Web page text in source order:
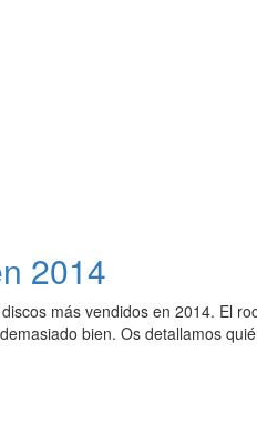
2014
más vendidos en 2014. El
bien. Os detallamos